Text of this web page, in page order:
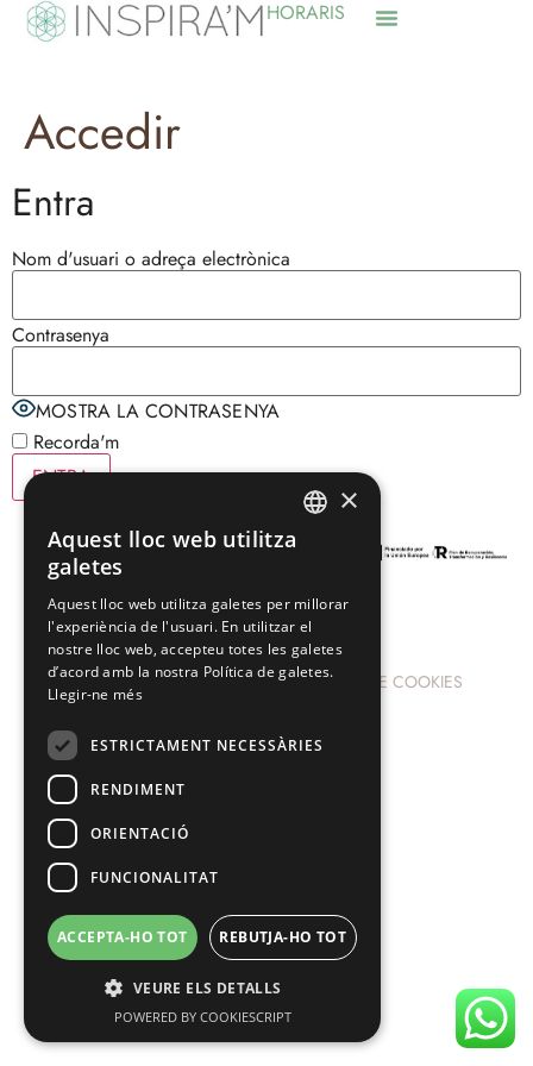
HORARIS
Accedir
Entra
Nom d'usuari o adreça electrònica
Contrasenya
MOSTRA LA CONTRASENYA
Recorda'm
Heu perdut la contrasenya?
AVÍS LEGALPOLÍTICA DE PRIVACITATPOLÍTICA DE COOKIES
CONDICIONS D'ÚS
×
Aquest lloc web utilitza
galetes
Aquest lloc web utilitza galetes per millorar
l'experiència de l'usuari. En utilitzar el
nostre lloc web, accepteu totes les galetes
d’acord amb la nostra Política de galetes.
Llegir-ne més
ESTRICTAMENT NECESSÀRIES
RENDIMENT
ORIENTACIÓ
FUNCIONALITAT
ACCEPTA-HO TOT REBUTJA-HO TOT
VEURE ELS DETALLS
POWERED BY COOKIESCRIPT